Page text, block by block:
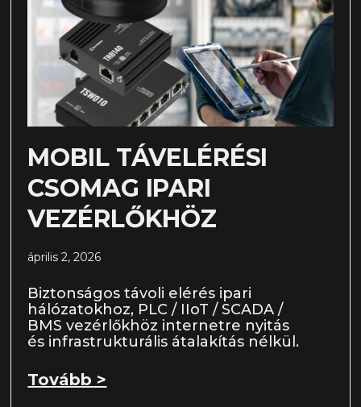
MOBIL TÁVELÉRÉSI
CSOMAG IPARI
VEZÉRLŐKHÖZ
április 2, 2026
Biztonságos távoli elérés ipari
hálózatokhoz, PLC / IIoT / SCADA /
BMS vezérlőkhöz internetre nyitás
és infrastrukturális átalakítás nélkül.
Tovább >